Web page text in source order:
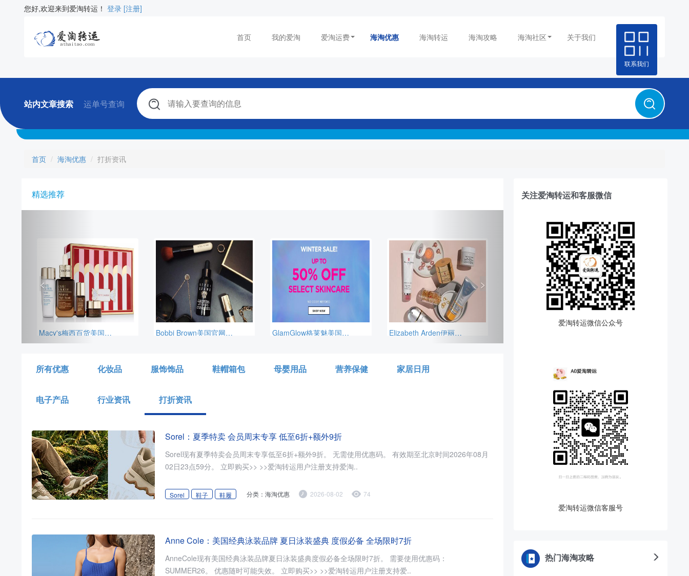
您好,欢迎来到爱淘转运！ 登录 [注册]
首页 我的爱淘 爱淘运费 海淘优惠 海淘转运 海淘攻略 海淘社区 关于我们
联系我们
站内文章搜索 运单号查询
首页 海淘优惠 打折资讯
精选推荐
Macy's梅西百货美国官网现有这款Estée Lauder雅诗兰黛Repair+Renew小棕瓶4件套，套装价值$172，原价$107，目前折后$74.9，另外雅诗兰黛订单满$39.5赠4件套，需要通过转运公司运输回来 Bobbi Brown美国官网全场海淘满赠活动开启，订单满$65赠3件护肤小样（橘子面霜7ml+眼部打底5ml+卸妆油15ml），需使用优惠码：REFRESH，美国境内免邮，需要通过转运公司运输回来。 GlamGlow格莱魅美国官网冬季大促精选护肤品低至5折+部分额外9折促销，需用码：EXTRA10，另外，订单满$75送清洁4件套，价值$49，美国境内免邮。 Elizabeth Arden伊丽莎白雅顿美国官网满$125享7折，折后满$125赠送30ml 小银蛋，需要使用优惠码：HTNEWYEAR，折后满$150赠5件套大礼包，需要使用优惠码：HTGLOW。
< >
所有优惠 化妆品 服饰饰品 鞋帽箱包 母婴用品 营养保健 家居日用
电子产品 行业资讯 打折资讯
Sorel：夏季特卖 会员周末专享 低至6折+额外9折
Sorel现有夏季特卖会员周末专享低至6折+额外9折。 无需使用优惠码。 有效期至北京时间2026年08月
02日23点59分。 立即购买>> >>爱淘转运用户注册支持爱淘..
Sorel 鞋子 鞋履 分类：海淘优惠 2026-08-02 74
Anne Cole：美国经典泳装品牌 夏日泳装盛典 度假必备 全场限时7折
AnneCole现有美国经典泳装品牌夏日泳装盛典度假必备全场限时7折。 需要使用优惠码：
SUMMER26。 优惠随时可能失效。 立即购买>> >>爱淘转运用户注册支持爱..
关注爱淘转运和客服微信
爱淘转运微信公众号
爱淘转运微信客服号
热门海淘攻略